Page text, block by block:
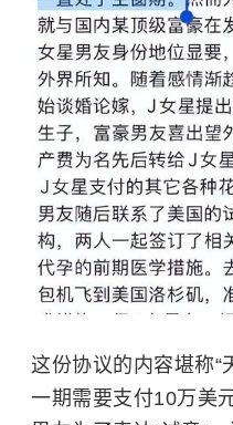
这份协议的内容堪称“
一期需要支付10万美